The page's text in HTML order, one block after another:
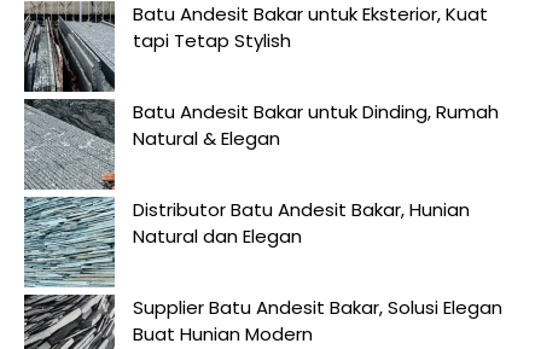
Batu Andesit Bakar untuk Eksterior, Kuat
tapi Tetap Stylish
Batu Andesit Bakar untuk Dinding, Rumah
Natural & Elegan
Distributor Batu Andesit Bakar, Hunian
Natural dan Elegan
Supplier Batu Andesit Bakar, Solusi Elegan
Buat Hunian Modern